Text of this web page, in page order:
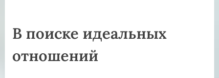
В поиске идеальных
отношений